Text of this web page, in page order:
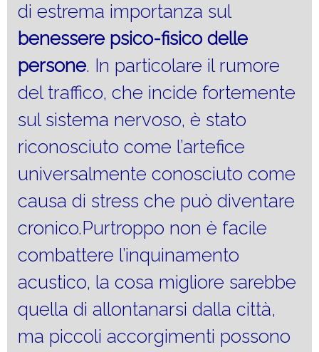
di estrema importanza sul
benessere psico-fisico delle
persone. In particolare il rumore
del traffico, che incide fortemente
sul sistema nervoso, è stato
riconosciuto come l’artefice
universalmente conosciuto come
causa di stress che può diventare
cronico.Purtroppo non è facile
combattere l’inquinamento
acustico, la cosa migliore sarebbe
quella di allontanarsi dalla città,
ma piccoli accorgimenti possono